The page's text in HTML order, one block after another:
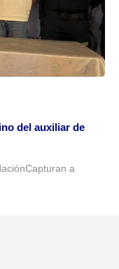
del auxiliar de
a